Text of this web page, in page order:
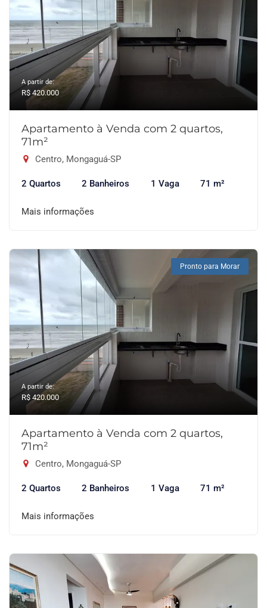
A partir de:
R$ 420.000
Apartamento à Venda com 2 quartos,
71m²
Centro, Mongaguá-SP
2 Quartos 2 Banheiros 1 Vaga 71 m²
Mais informações
Pronto para Morar
A partir de:
R$ 420.000
Apartamento à Venda com 2 quartos,
71m²
Centro, Mongaguá-SP
2 Quartos 2 Banheiros 1 Vaga 71 m²
Mais informações